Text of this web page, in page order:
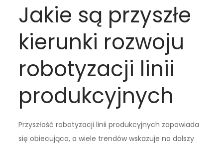
Jakie są przyszłe
kierunki rozwoju
robotyzacji linii
produkcyjnych
Przyszłość robotyzacji linii produkcyjnych zapowiada
się obiecująco, a wiele trendów wskazuje na dalszy